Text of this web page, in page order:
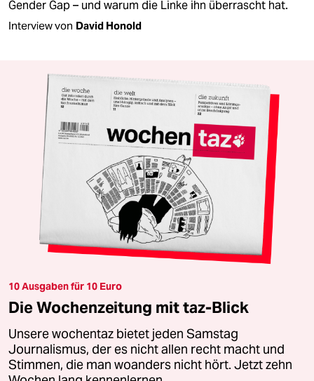
Gender Gap – und warum die Linke ihn überrascht hat.
Interview von David Honold
10 Ausgaben für 10 Euro
Die Wochenzeitung mit taz-Blick
Unsere wochentaz bietet jeden Samstag
Journalismus, der es nicht allen recht macht und
Stimmen, die man woanders nicht hört. Jetzt zehn